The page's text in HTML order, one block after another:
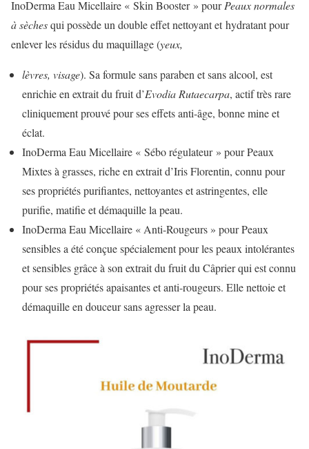
InoDerma Eau Micellaire « Skin Booster » pourPeaux normales
à sèchesqui possède un double effet nettoyant et hydratant pour
enlever les résidus du maquillage (yeux,
lèvres, visage). Sa formule sans paraben et sans alcool, est
enrichie en extrait du fruit d’Evodia Rutaecarpa, actif très rare
cliniquement prouvé pour ses effets anti-âge, bonne mine et
éclat.
InoDerma Eau Micellaire « Sébo régulateur » pour Peaux
Mixtes à grasses, riche en extrait d’Iris Florentin, connu pour
ses propriétés purifiantes, nettoyantes et astringentes, elle
purifie, matifie et démaquille la peau.
InoDerma Eau Micellaire « Anti-Rougeurs » pour Peaux
sensibles a été conçue spécialement pour les peaux intolérantes
et sensibles grâce à son extrait du fruit du Câprier qui est connu
pour ses propriétés apaisantes et anti-rougeurs. Elle nettoie et
démaquille en douceur sans agresser la peau.